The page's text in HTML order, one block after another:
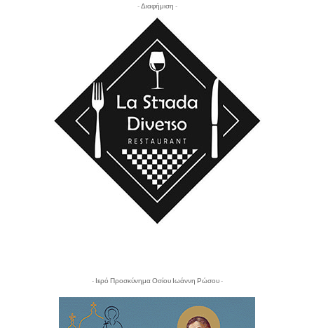
- Διαφήμιση -
- Ιερό Προσκύνημα Οσίου Ιωάννη Ρώσου -